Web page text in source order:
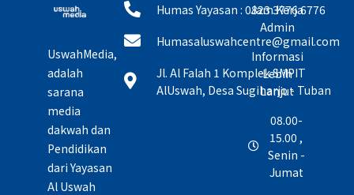
UswahMedia,
adalah
sarana
media
dakwah dan
Pendidikan
dari Yayasan
Al Uswah
Humas Yayasan : 0823 3776 6776
Humasaluswahcentre@gmail.com
Jl. Al Falah 1 Komplek SMPIT
AlUswah, Desa Sugiharjo - Tuban
Jam Kerja
Admin
Informasi
Lebih
Lanjut
08.00-
15.00 ,
Senin -
Jumat